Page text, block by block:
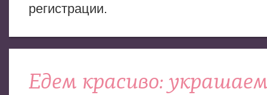
регистрации.
Едем красиво: